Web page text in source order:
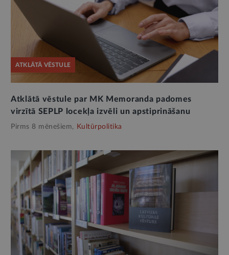
ATKLĀTĀ VĒSTULE
Atklātā vēstule par MK Memoranda padomes
virzītā SEPLP locekļa izvēli un apstiprināšanu
Pirms 8 mēnešiem, Kultūrpolitika